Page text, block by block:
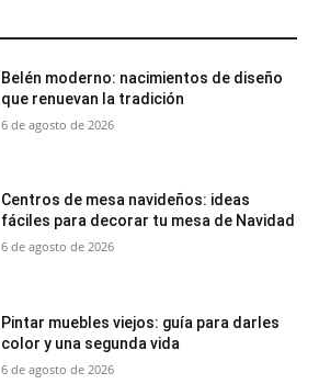
Belén moderno: nacimientos de diseño
que renuevan la tradición
6 de agosto de 2026
Centros de mesa navideños: ideas
fáciles para decorar tu mesa de Navidad
6 de agosto de 2026
Pintar muebles viejos: guía para darles
color y una segunda vida
6 de agosto de 2026